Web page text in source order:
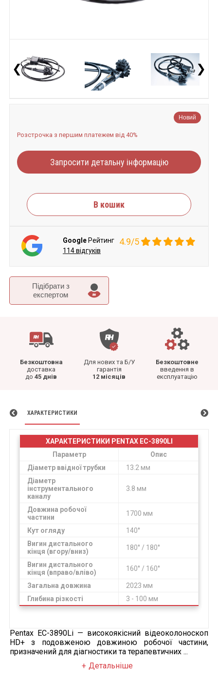
❮ ❯
Підібрати з
експертом
Безкоштовна
доставка
до 45 днів
Для нових та Б/У
гарантія
12 місяців
Безкоштовне
введення в
експлуатацію
Новий
Розстрочка з першим платежем від 40%
Запросити детальну інформацію
В кошик
Google Рейтинг 4.9/5
114 відгуків
ХАРАКТЕРИСТИКИ
ХАРАКТЕРИСТИКИ PENTAX EC-3890LI
Параметр
Опис
Діаметр ввідної трубки
13.2 мм
Діаметр
інструментального
каналу
3.8 мм
Довжина робочої
частини
1700 мм
Кут огляду
140°
Вигин дистального
кінця (вгору/вниз)
180° / 180°
Вигин дистального
кінця (вправо/вліво)
160° / 160°
Загальна довжина
2023 мм
Глибина різкості
3 - 100 мм
Pentax EC-3890Li — високоякісний відеоколоноскоп
HD+ з подовженою довжиною робочої частини,
призначений для діагностики та терапевтичних ...
Детальніше